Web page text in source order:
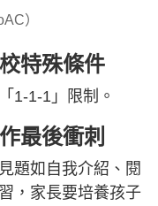
）
特殊條件
1-1-1」限制。
最後衝刺
題如自我介紹、閱
，家長要培養孩子